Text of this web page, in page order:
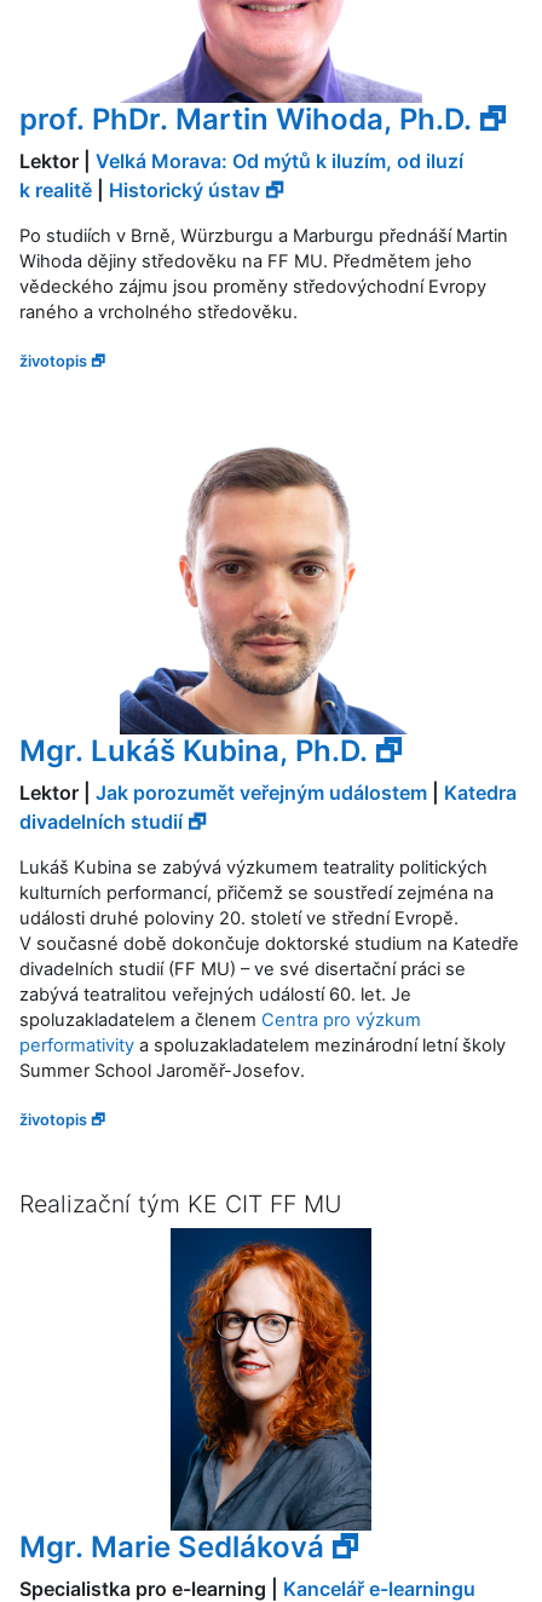
prof. PhDr. Martin Wihoda, Ph.D. 🗗
Lektor | Velká Morava: Od mýtů k iluzím, od iluzí
k realitě
Historický ústav 🗗
Po studiích v Brně, Würzburgu a Marburgu přednáší Martin
Wihoda dějiny středověku na FF MU. Předmětem jeho
vědeckého zájmu jsou proměny středovýchodní Evropy
raného a vrcholného středověku.
životopis 🗗
Mgr. Lukáš Kubina, Ph.D. 🗗
Lektor | Jak porozumět veřejným událostem
Katedra
divadelních studií 🗗
Lukáš Kubina se zabývá výzkumem teatrality politických
kulturních performancí, přičemž se soustředí zejména na
události druhé poloviny 20. století ve střední Evropě.
V současné době dokončuje doktorské studium na Katedře
divadelních studií (FF MU) – ve své disertační práci se
zabývá teatralitou veřejných událostí 60. let. Je
spoluzakladatelem a členem Centra pro výzkum
performativity a spoluzakladatelem mezinárodní letní školy
Summer School Jaroměř-Josefov.
životopis 🗗
Realizační tým KE CIT FF MU
Mgr. Marie Sedláková 🗗
Specialistka pro e-learning | Kancelář e-learningu